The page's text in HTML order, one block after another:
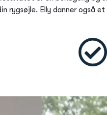
rygsøjle. Elly danner også